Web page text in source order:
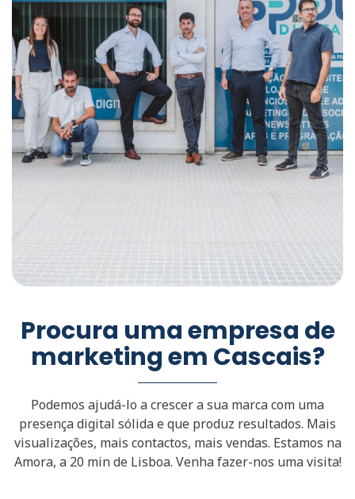
Procura uma empresa de
marketing em Cascais?
Podemos ajudá-lo a crescer a sua marca com uma
presença digital sólida e que produz resultados. Mais
visualizações, mais contactos, mais vendas. Estamos na
Amora, a 20 min de Lisboa. Venha fazer-nos uma visita!